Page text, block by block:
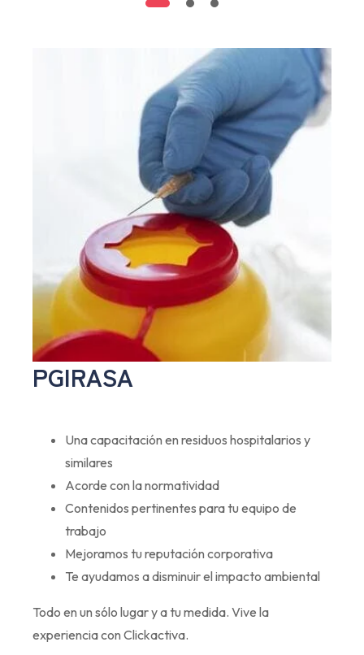
PGIRASA
Una capacitación en residuos hospitalarios y
similares
Acorde con la normatividad
Contenidos pertinentes para tu equipo de
trabajo
Mejoramos tu reputación corporativa
Te ayudamos a disminuir el impacto ambiental
Todo en un sólo lugar y a tu medida. Vive la
experiencia con Clickactiva.